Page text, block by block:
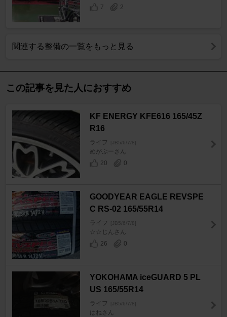
7
2
関連する整備の一覧をもっと見る
この記事を見た人におすすめ
KF ENERGY KFE616 165/45Z
R16
ライフ [JB5/6/7/8]
めがぶーさん
20
0
GOODYEAR EAGLE REVSPE
C RS-02 165/55R14
ライフ [JB5/6/7/8]
☆☆じんさん
26
0
YOKOHAMA iceGUARD 5 PL
US 165/55R14
ライフ [JB5/6/7/8]
はねさん